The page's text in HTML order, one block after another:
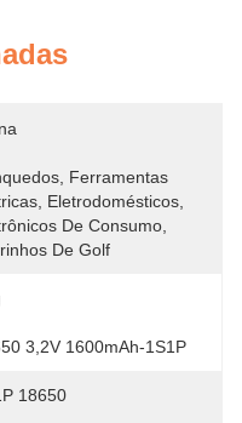
Ferramentas
Eletrodomésticos,
De Consumo,
De Golf
3,2V 1600mAh-1S1P
18650